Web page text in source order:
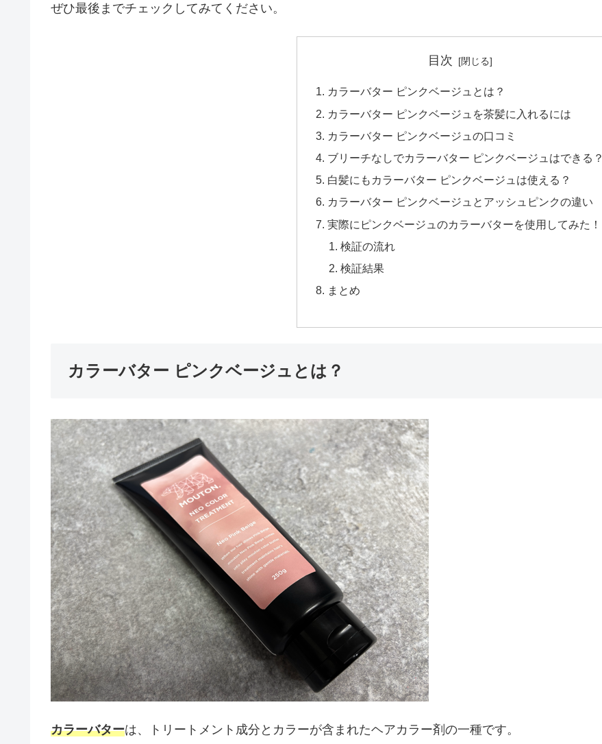
ぜひ最後までチェックしてみてください。
目次
カラーバター ピンクベージュとは？
カラーバター ピンクベージュを茶髪に入れるには
カラーバター ピンクベージュの口コミ
ブリーチなしでカラーバター ピンクベージュはできる？
白髪にもカラーバター ピンクベージュは使える？
カラーバター ピンクベージュとアッシュピンクの違い
実際にピンクベージュのカラーバターを使用してみた！
検証の流れ
検証結果
まとめ
カラーバター ピンクベージュとは？
カラーバターは、トリートメント成分とカラーが含まれたヘアカラー剤の一種です。